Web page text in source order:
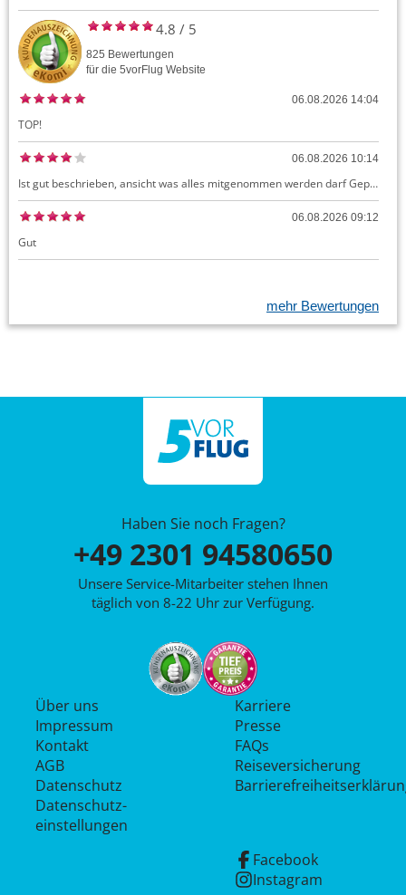
4.8 / 5
825 Bewertungen
für die 5vorFlug Website
06.08.2026 14:04
TOP!
06.08.2026 10:14
Ist gut beschrieben, ansicht was alles mitgenommen werden darf Gepäck dürfte auch kostenloses Handgepäck umfassen, ansonsten sehr easy zu machen
06.08.2026 09:12
Gut
mehr Bewertungen
Haben Sie noch Fragen?
+49 2301 94580650
Unsere Service-Mitarbeiter stehen Ihnen
täglich von 8-22 Uhr zur Verfügung.
Über uns
Impressum
Kontakt
AGB
Datenschutz
Datenschutz­
einstellungen
Karriere
Presse
FAQs
Reiseversicherung
Facebook
Instagram